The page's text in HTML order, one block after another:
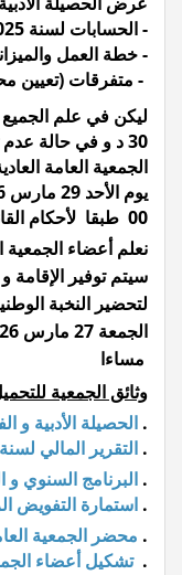
الحسابات لسنة 2025 للمصادقة -
خطة العمل والميزانية المتوقعة لسنة 2026 -
متفرقات (تعيين محافظ الحسابات) -
30 د و في حالة
00 طبقا لأحكام القانون الأساسي للاتحادية
نعلم أعضاء الجمعية
سيتم توفير
لتحضير النخبة
مساءا
وثائق الجمعية
الحصيلة الأدبية و .
التقرير المالي لسنة 2025 .
البرنامج السنوي و .
استمارة التفويض .
محضر الجمعية العامة .
تشكيل أعضاء الجمعية.